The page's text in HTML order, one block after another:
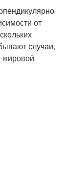
от
случаи,
жировой